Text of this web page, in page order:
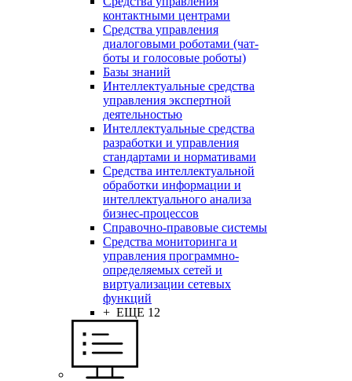
контактными центрами
Средства управления
диалоговыми роботами (чат-
боты и голосовые роботы)
Базы знаний
Интеллектуальные средства
управления экспертной
деятельностью
Интеллектуальные средства
разработки и управления
стандартами и нормативами
Средства интеллектуальной
обработки информации и
интеллектуального анализа
бизнес-процессов
Справочно-правовые системы
Средства мониторинга и
управления программно-
определяемых сетей и
виртуализации сетевых
функций
+ ЕЩЕ 12